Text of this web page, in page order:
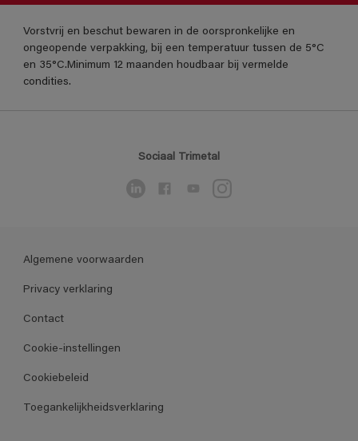
Vorstvrij en beschut bewaren in de oorspronkelijke en
ongeopende verpakking, bij een temperatuur tussen de 5°C
en 35°C.Minimum 12 maanden houdbaar bij vermelde
condities.
Sociaal Trimetal
Algemene voorwaarden
Privacy verklaring
Contact
Cookie-instellingen
Cookiebeleid
Toegankelijkheidsverklaring